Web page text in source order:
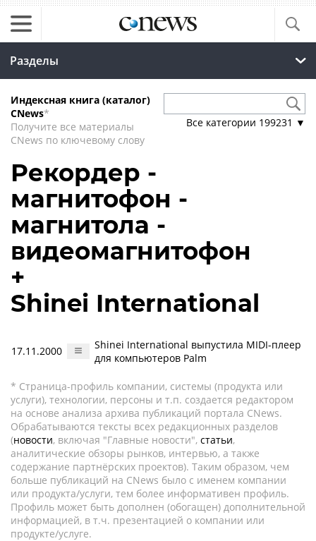
Разделы
Индексная книга (каталог)
CNews*
Получите все материалы
CNews по ключевому слову
Все категории 199231 ▼
Рекордер -
магнитофон -
магнитола -
видеомагнитофон
+
Shinei International
17.11.2000
Shinei International выпустила MIDI-плеер
для компьютеров Palm
* Страница-профиль компании, системы (продукта или
услуги), технологии, персоны и т.п. создается редактором
на основе анализа архива публикаций портала CNews.
Обрабатываются тексты всех редакционных разделов
(новости, включая "Главные новости", статьи,
аналитические обзоры рынков, интервью, а также
содержание партнёрских проектов). Таким образом, чем
больше публикаций на CNews было с именем компании
или продукта/услуги, тем более информативен профиль.
Профиль может быть дополнен (обогащен) дополнительной
информацией, в т.ч. презентацией о компании или
продукте/услуге.